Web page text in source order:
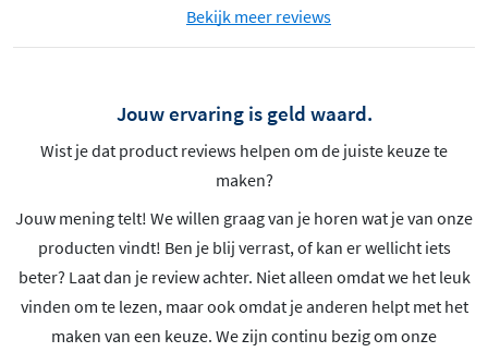
Bekijk meer reviews
Jouw ervaring is geld waard.
Wist je dat product reviews helpen om de juiste keuze te
maken?
Jouw mening telt! We willen graag van je horen wat je van onze
producten vindt! Ben je blij verrast, of kan er wellicht iets
beter? Laat dan je review achter. Niet alleen omdat we het leuk
vinden om te lezen, maar ook omdat je anderen helpt met het
maken van een keuze. We zijn continu bezig om onze